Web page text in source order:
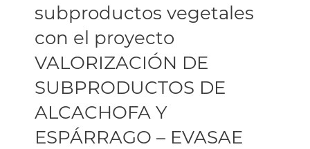
subproductos vegetales
con el proyecto
VALORIZACIÓN DE
SUBPRODUCTOS DE
ALCACHOFA Y
ESPÁRRAGO – EVASAE